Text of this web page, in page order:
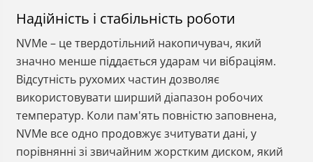
Надійність і стабільність роботи
NVMe – це твердотільний накопичувач, який
значно менше піддається ударам чи вібраціям.
Відсутність рухомих частин дозволяє
використовувати ширший діапазон робочих
температур. Коли пам'ять повністю заповнена,
NVMe все одно продовжує зчитувати дані, у
порівнянні зі звичайним жорстким диском, який